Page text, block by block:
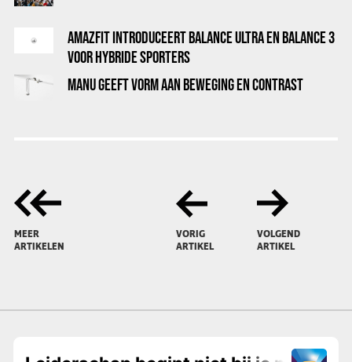
AMAZFIT INTRODUCEERT BALANCE ULTRA EN BALANCE 3
VOOR HYBRIDE SPORTERS
MANU GEEFT VORM AAN BEWEGING EN CONTRAST
MEER
ARTIKELEN
VORIG
ARTIKEL
VOLGEND
ARTIKEL